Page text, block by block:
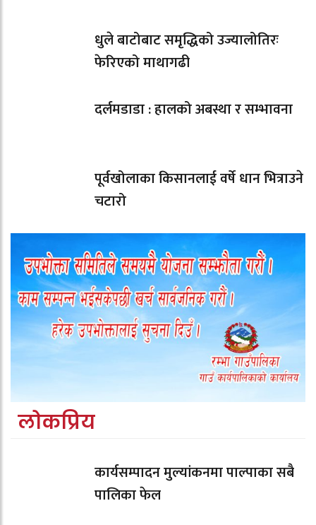
धुले बाटोबाट समृद्धिको उज्यालोतिरः
फेरिएको माथागढी
दर्लमडाडा : हालको अबस्था र सम्भावना
पूर्वखोलाका किसानलाई वर्षे धान भित्राउने
चटारो
लोकप्रिय
कार्यसम्पादन मुल्यांकनमा पाल्पाका सबै
पालिका फेल